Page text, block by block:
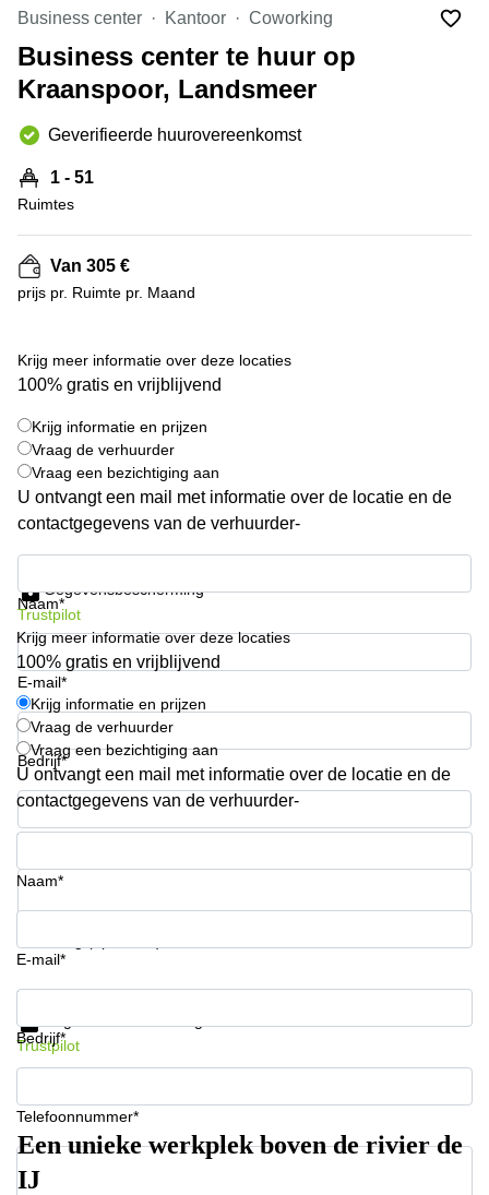
Hengelo
Hilversum
Hoofddorp
Deventer
Rotterdam
Tiel
Zwolle
Bodegraven-
Reeuwijk
Business
center
Arnhem
Business
Amsterdam
Westpoort
Business
center
Hilversum
Den
Haag
space
Breda
Coworking
Arnhem
Coworking
space
Hilversum
Coworking
space
Zwolle
Coworking
Haarlem
Kantoor
Huren
Hengelo
Nijmegen
Business center Kantoor Coworking
Business center te huur op
Kraanspoor, Landsmeer
Geverifieerde huurovereenkomst
1 - 51
Ruimtes
Van 305 €
prijs pr. Ruimte pr. Maand
Krijg meer informatie over deze locaties
100% gratis en vrijblijvend
Krijg informatie en prijzen
Vraag de verhuurder
Vraag een bezichtiging aan
U ontvangt een mail met informatie over de locatie en de
contactgegevens van de verhuurder-
Naam*
E-mail*
Bedrijf*
Telefoonnummer*
Gegevensbescherming
Trustpilot
Krijg meer informatie over deze locaties
100% gratis en vrijblijvend
Krijg informatie en prijzen
Vraag de verhuurder
Vraag een bezichtiging aan
U ontvangt een mail met informatie over de locatie en de
contactgegevens van de verhuurder-
Naam*
E-mail*
Bedrijf*
Telefoonnummer*
Krijg informatie en prijzen
Trustpilot
Een unieke werkplek boven de rivier de
IJ